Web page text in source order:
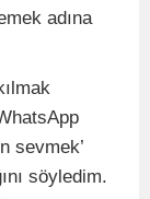
adına
sevmek’
söyledim.